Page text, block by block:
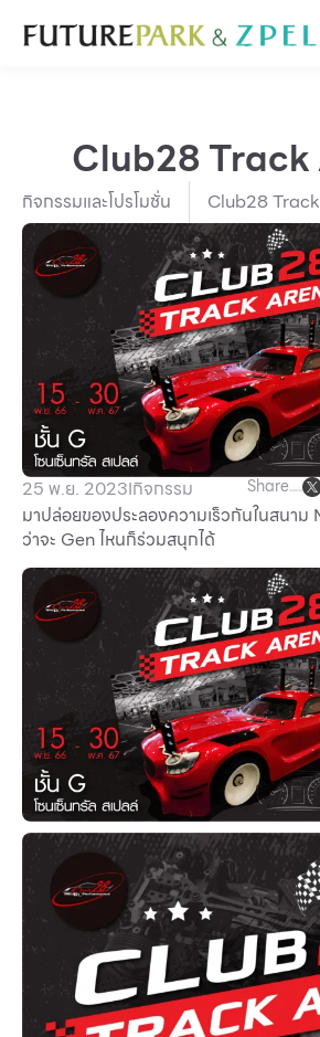
Cosmetic
Fashion
Food
Furniture
Gold & Jewelry
IT
Mobile
Other
School
Service
Superstores
สมาชิก F-MEMBER
กิจกรรมและโปรโมชั่น
ข้อเสนอพิเศษ
สำหรับนักท่องเที่ยว
แผนผังร้านค้า
Club28 Track
กิจกรรมและโปรโมชั่น
Club28 Track
Arena
25 พ.ย. 2023Iกิจกรรม Share
มาปล่อยของประลองความเร็วกันในสนา
ว่าจะ Gen ไหนก็ร่วมสนุกได้